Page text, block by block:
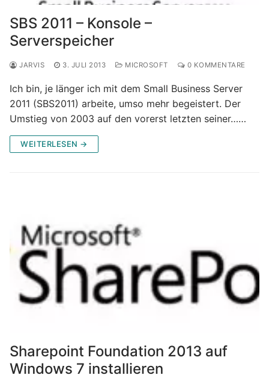
SBS 2011 – Konsole –
Serverspeicher
JARVIS 3. JULI 2013 MICROSOFT 0 KOMMENTARE
Ich bin, je länger ich mit dem Small Business Server
2011 (SBS2011) arbeite, umso mehr begeistert. Der
Umstieg von 2003 auf den vorerst letzten seiner……
WEITERLESEN →
Sharepoint Foundation 2013 auf
Windows 7 installieren